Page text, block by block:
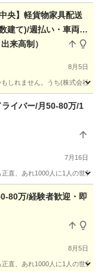
央】軽貨物家具配送
建て)/週払い・車両貸
来高制）
8月5日
しれません。うち(株式会社
ライバー 貨物
ライバー/月50-80万/1
7月16日
直、あれ1000人に1人の世
80万/経験者歓迎・即
8月5日
直、あれ1000人に1人の世